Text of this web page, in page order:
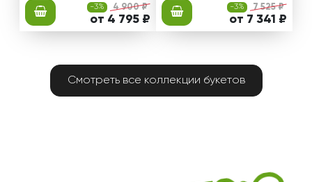
-3% 4 900 ₽
от 4 795 ₽
-3% 7 525 ₽
от 7 341 ₽
Смотреть все коллекции букетов